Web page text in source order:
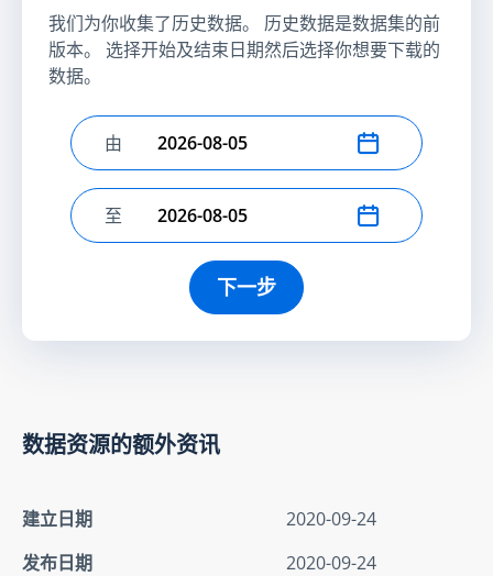
我们为你收集了历史数据。 历史数据是数据集的前
版本。 选择开始及结束日期然后选择你想要下载的
数据。
选择开始日期
由
选择结束日期
至
下一步
数据资源的额外资讯
建立日期
2020-09-24
发布日期
2020-09-24